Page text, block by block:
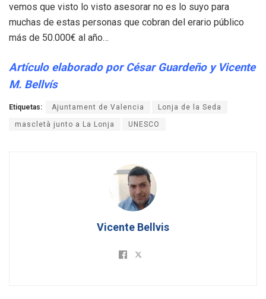
vemos que visto lo visto asesorar no es lo suyo para
muchas de estas personas que cobran del erario público
más de 50.000€ al año…
Artículo elaborado por César Guardeño y Vicente
M. Bellvís
Etiquetas: Ajuntament de Valencia Lonja de la Seda
mascletà junto a La Lonja UNESCO
Vicente Bellvis